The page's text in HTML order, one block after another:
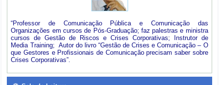
“Professor de Comunicação Pública e Comunicação das
Organizações em cursos de Pós-Graduação; faz palestras e ministra
cursos de Gestão de Riscos e Crises Corporativas; Instrutor de
Media Training; Autor do livro “Gestão de Crises e Comunicação – O
que Gestores e Profissionais de Comunicação precisam saber sobre
Crises Corporativas”.